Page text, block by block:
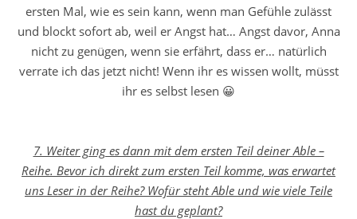
ersten Mal, wie es sein kann, wenn man Gefühle zulässt
und blockt sofort ab, weil er Angst hat… Angst davor, Anna
nicht zu genügen, wenn sie erfährt, dass er… natürlich
verrate ich das jetzt nicht! Wenn ihr es wissen wollt, müsst
ihr es selbst lesen 😀
7. Weiter ging es dann mit dem ersten Teil deiner Able –
Reihe. Bevor ich direkt zum ersten Teil komme, was erwartet
uns Leser in der Reihe? Wofür steht Able und wie viele Teile
hast du geplant?